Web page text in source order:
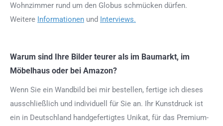
Wohnzimmer rund um den Globus schmücken dürfen.
Weitere Informationen und Interviews.
Warum sind Ihre Bilder teurer als im Baumarkt, im
Möbelhaus oder bei Amazon?
Wenn Sie ein Wandbild bei mir bestellen, fertige ich dieses
ausschließlich und individuell für Sie an. Ihr Kunstdruck ist
ein in Deutschland handgefertigtes Unikat, für das Premium-